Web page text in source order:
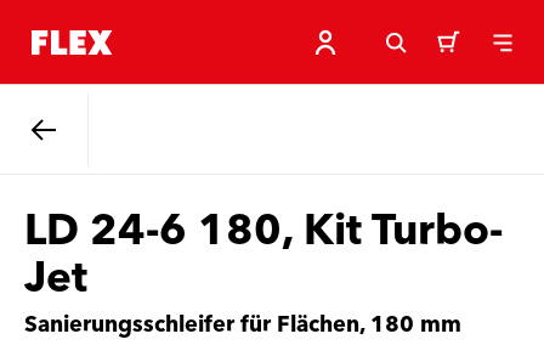
LD 24-6 180, Kit Turbo-
Jet
Sanierungsschleifer für Flächen, 180 mm